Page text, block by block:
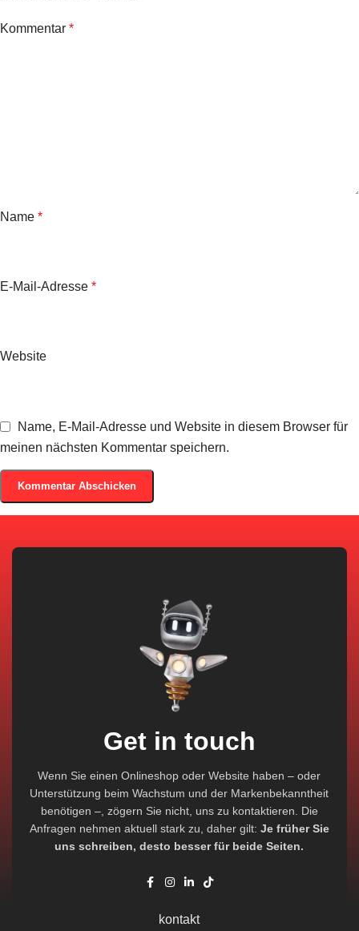
Kommentar *
Name *
E-Mail-Adresse *
Website
Name, E-Mail-Adresse und Website in diesem Browser für
meinen nächsten Kommentar speichern.
Get in touch
Wenn Sie einen Onlineshop oder Website haben – oder
Unterstützung beim Wachstum und der Markenbekanntheit
benötigen –, zögern Sie nicht, uns zu kontaktieren. Die
Anfragen nehmen aktuell stark zu, daher gilt: Je früher Sie
uns schreiben, desto besser für beide Seiten.
kontakt